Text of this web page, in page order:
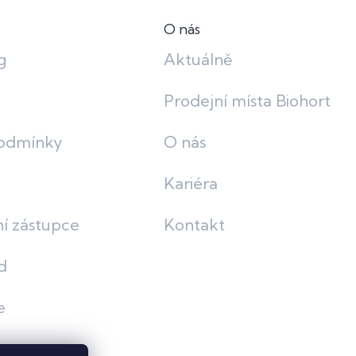
zástupce
O nás
Aktuálně
Prodejní místa Biohort
O nás
Kariéra
Kontakt